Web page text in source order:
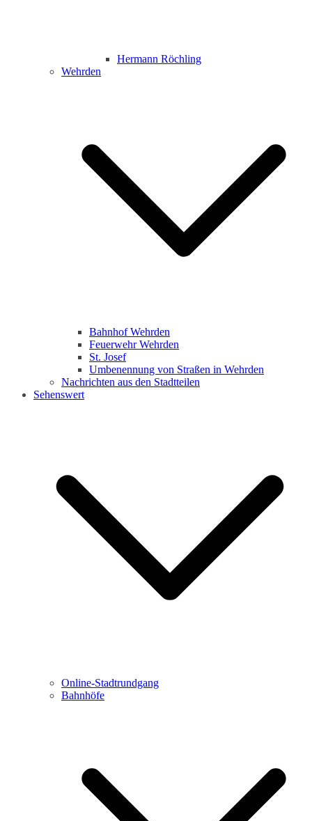
Hermann Röchling
Wehrden
Bahnhof Wehrden
Feuerwehr Wehrden
St. Josef
Umbenennung von Straßen in Wehrden
Nachrichten aus den Stadtteilen
Sehenswert
Online-Stadtrundgang
Bahnhöfe